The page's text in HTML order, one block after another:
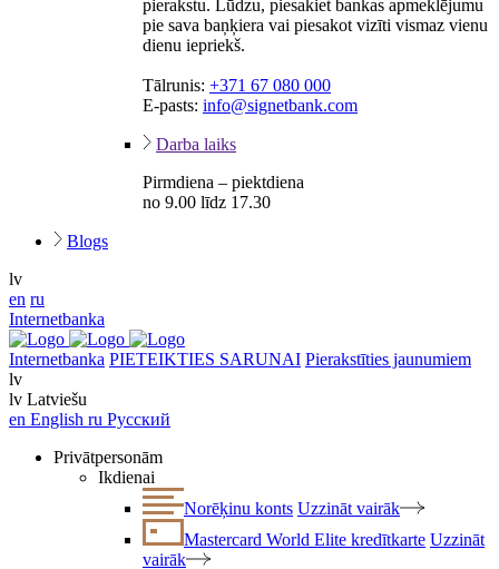
pierakstu. Lūdzu, piesakiet bankas apmeklējumu
pie sava baņķiera vai piesakot vizīti vismaz vienu
dienu iepriekš.
Tālrunis: +371 67 080 000
E-pasts: info@signetbank.com
Darba laiks
Pirmdiena – piektdiena
no 9.00 līdz 17.30
Blogs
lv
en ru
Internetbanka
Internetbanka PIETEIKTIES SARUNAI Pierakstīties jaunumiem
lv
lv Latviešu
en English ru Русский
Privātpersonām
Ikdienai
Norēķinu konts Uzzināt vairāk
Mastercard World Elite kredītkarte Uzzināt
vairāk